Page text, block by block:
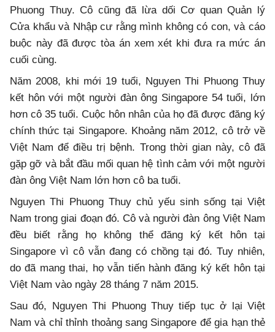
Phuong Thuy. Cô cũng đã lừa dối Cơ quan Quản lý
Cửa khẩu và Nhập cư rằng mình không có con, và cáo
buộc này đã được tòa án xem xét khi đưa ra mức án
cuối cùng.
Năm 2008, khi mới 19 tuổi, Nguyen Thi Phuong Thuy
kết hôn với một người đàn ông Singapore 54 tuổi, lớn
hơn cô 35 tuổi. Cuộc hôn nhân của họ đã được đăng ký
chính thức tại Singapore. Khoảng năm 2012, cô trở về
Việt Nam để điều trị bệnh. Trong thời gian này, cô đã
gặp gỡ và bắt đầu mối quan hệ tình cảm với một người
đàn ông Việt Nam lớn hơn cô ba tuổi.
Nguyen Thi Phuong Thuy chủ yếu sinh sống tại Việt
Nam trong giai đoạn đó. Cô và người đàn ông Việt Nam
đều biết rằng họ không thể đăng ký kết hôn tại
Singapore vì cô vẫn đang có chồng tại đó. Tuy nhiên,
do đã mang thai, họ vẫn tiến hành đăng ký kết hôn tại
Việt Nam vào ngày 28 tháng 7 năm 2015.
Sau đó, Nguyen Thi Phuong Thuy tiếp tục ở lại Việt
Nam và chỉ thỉnh thoảng sang Singapore để gia hạn thẻ